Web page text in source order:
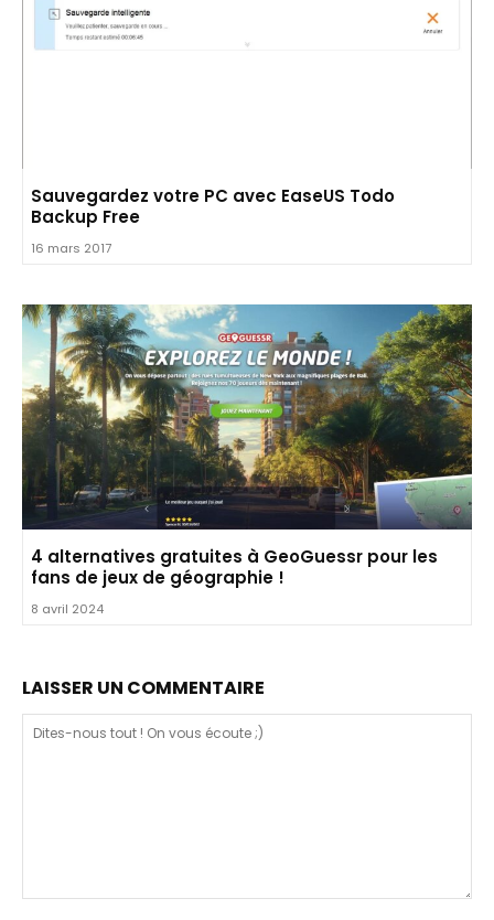
Sauvegardez votre PC avec EaseUS Todo
Backup Free
16 mars 2017
4 alternatives gratuites à GeoGuessr pour les
fans de jeux de géographie !
8 avril 2024
LAISSER UN COMMENTAIRE